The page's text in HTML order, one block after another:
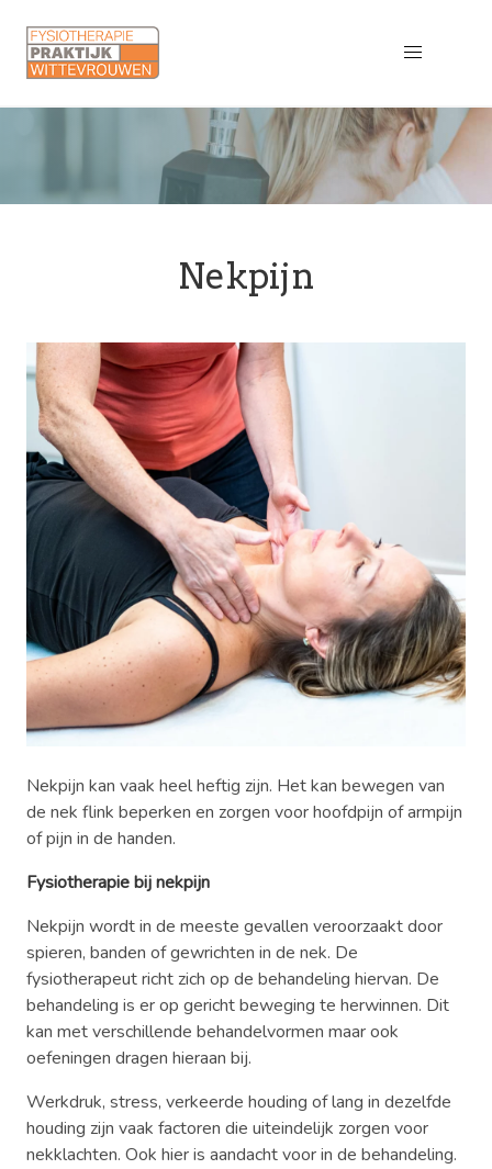
Nekpijn
Nekpijn kan vaak heel heftig zijn. Het kan bewegen van
de nek flink beperken en zorgen voor hoofdpijn of armpijn
of pijn in de handen.
Fysiotherapie bij nekpijn
Nekpijn wordt in de meeste gevallen veroorzaakt door
spieren, banden of gewrichten in de nek. De
fysiotherapeut richt zich op de behandeling hiervan. De
behandeling is er op gericht beweging te herwinnen. Dit
kan met verschillende behandelvormen maar ook
oefeningen dragen hieraan bij.
Werkdruk, stress, verkeerde houding of lang in dezelfde
houding zijn vaak factoren die uiteindelijk zorgen voor
nekklachten. Ook hier is aandacht voor in de behandeling.